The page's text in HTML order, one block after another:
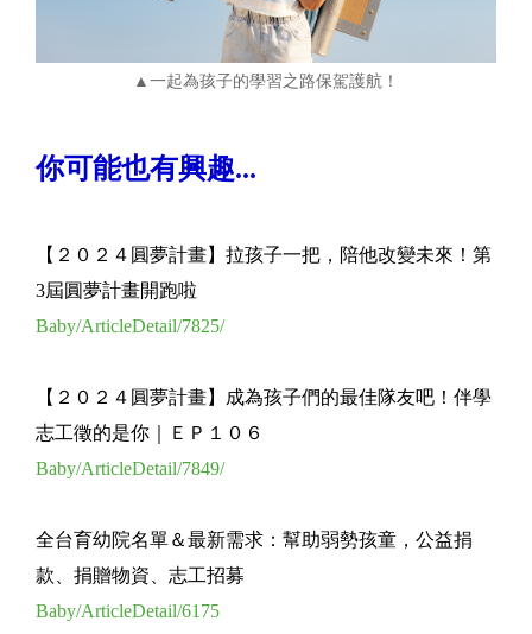
▲一起為孩子的學習之路保駕護航！
你可能也有興趣...
【２０２４圓夢計畫】拉孩子一把，陪他改變未來！第
3屆圓夢計畫開跑啦
Baby/ArticleDetail/7825/
【２０２４圓夢計畫】成為孩子們的最佳隊友吧！伴學
志工徵的是你｜ＥＰ１０６
Baby/ArticleDetail/7849/
全台育幼院名單＆最新需求：幫助弱勢孩童，公益捐
款、捐贈物資、志工招募
Baby/ArticleDetail/6175